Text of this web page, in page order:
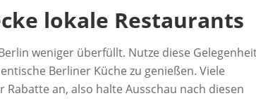
lokale Restaurants
weniger überfüllt. Nutze diese
Berliner Küche zu genießen. Viele
an, also halte Ausschau nach diesen